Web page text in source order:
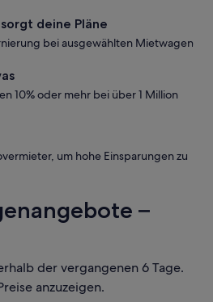
deine Pläne
bei ausgewählten Mietwagen
10% oder mehr bei über 1 Million
um hohe Einsparungen zu
–
der vergangenen 6 Tage.
anzuzeigen.